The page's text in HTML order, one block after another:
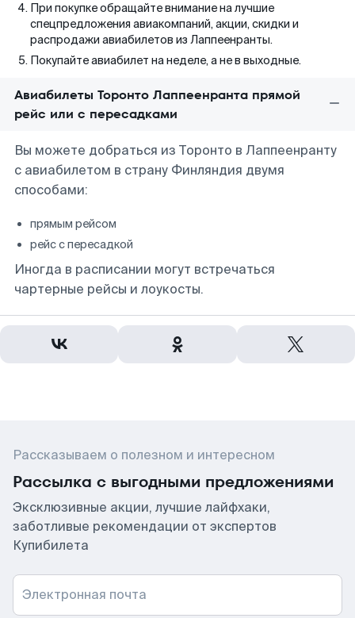
При покупке обращайте внимание на лучшие
спецпредложения авиакомпаний, акции, скидки и
распродажи авиабилетов из Лаппеенранты.
Покупайте авиабилет на неделе, а не в выходные.
Авиабилеты Торонто Лаппеенранта прямой
рейс или с пересадками
Вы можете добраться из Торонто в Лаппеенранту
с авиабилетом в страну Финляндия двумя
способами:
прямым рейсом
рейс с пересадкой
Иногда в расписании могут встречаться
чартерные рейсы и лоукосты.
Рассказываем о полезном и интересном
Рассылка с выгодными предложениями
Эксклюзивные акции, лучшие лайфхаки,
заботливые рекомендации от экспертов
Купибилета
Электронная почта